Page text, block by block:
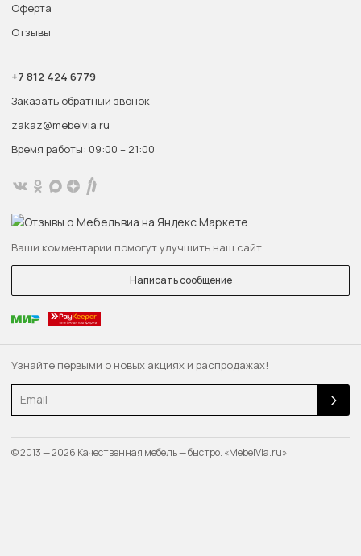
Узнайте первыми о новых акциях и распродажах!
Email
Оферта
Отзывы
+7 812 424 6779
Заказать обратный звонок
zakaz@mebelvia.ru
Время работы: 09:00 – 21:00
Ваши комментарии помогут улучшить наш сайт
Написать сообщение
© 2013 — 2026 Качественная мебель — быстро. «MebelVia.ru»